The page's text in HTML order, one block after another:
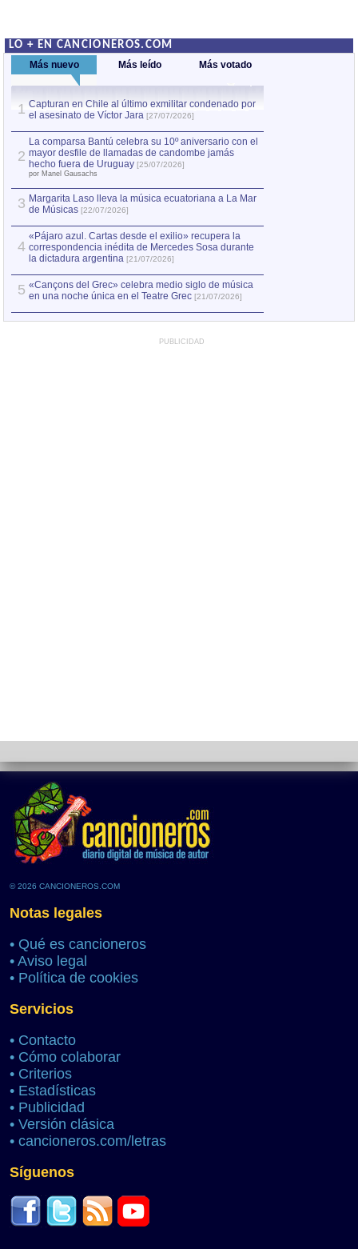
LO + EN CANCIONEROS.COM
Más nuevo Más leído Más votado
1 Capturan en Chile al último exmilitar condenado por
el asesinato de Víctor Jara [27/07/2026]
2
La comparsa Bantú celebra su 10º aniversario con el
mayor desfile de llamadas de candombe jamás
hecho fuera de Uruguay [25/07/2026]
por Manel Gausachs
3 Margarita Laso lleva la música ecuatoriana a La Mar
de Músicas [22/07/2026]
4
«Pájaro azul. Cartas desde el exilio» recupera la
correspondencia inédita de Mercedes Sosa durante
la dictadura argentina [21/07/2026]
5 «Cançons del Grec» celebra medio siglo de música
en una noche única en el Teatre Grec [21/07/2026]
PUBLICIDAD
© 2026 CANCIONEROS.COM
Notas legales
• Qué es cancioneros
• Aviso legal
• Política de cookies
Servicios
• Contacto
• Cómo colaborar
• Criterios
• Estadísticas
• Publicidad
• Versión clásica
• cancioneros.com/letras
Síguenos